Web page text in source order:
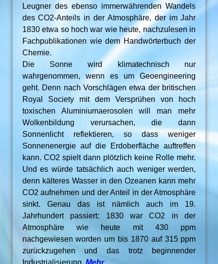
Leugner des ebenso immerwährenden Wandels
des CO2-Anteils in der Atmosphäre, der im Jahr
1830 etwa so hoch war wie heute, nachzulesen in
Fachpublikationen wie dem Handwörterbuch der
Chemie.
Die Sonne wird klimatechnisch nur
wahrgenommen, wenn es um Geoengineering
geht. Denn nach Vorschlägen etwa der britischen
Royal Society mit dem Versprühen von hoch
toxischen Aluminiumaerosolen will man mehr
Wolkenbildung verursachen, die dann
Sonnenlicht reflektieren, so dass weniger
Sonnenenergie auf die Erdoberfläche auftreffen
kann. CO2 spielt dann plötzlich keine Rolle mehr.
Und es würde tatsächlich auch weniger werden,
denn kälteres Wasser in den Ozeanen kann mehr
CO2 aufnehmen und der Anteil in der Atmosphäre
sinkt. Genau das ist nämlich auch im 19.
Jahrhundert passiert: 1830 war CO2 in der
Atmosphäre wie heute mit 430 ppm
nachgewiesen worden um bis 1870 auf 315 ppm
zurückzugehen und das trotz beginnender
Industrialisierung. Mehr …